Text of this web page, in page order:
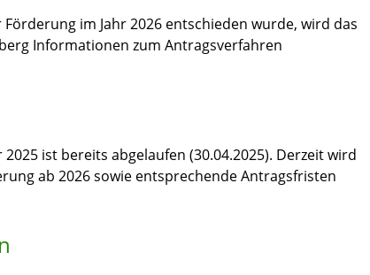
im Jahr 2026 entschieden wurde, wird das
Informationen zum Antragsverfahren
ist bereits abgelaufen (30.04.2025). Derzeit wird
ab 2026 sowie entsprechende Antragsfristen